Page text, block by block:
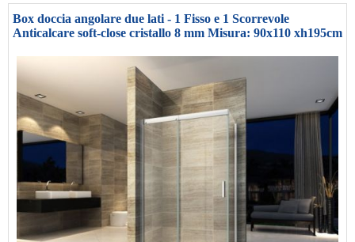
Box doccia angolare due lati - 1 Fisso e 1 Scorrevole
Anticalcare soft-close cristallo 8 mm Misura: 90x110 xh195cm